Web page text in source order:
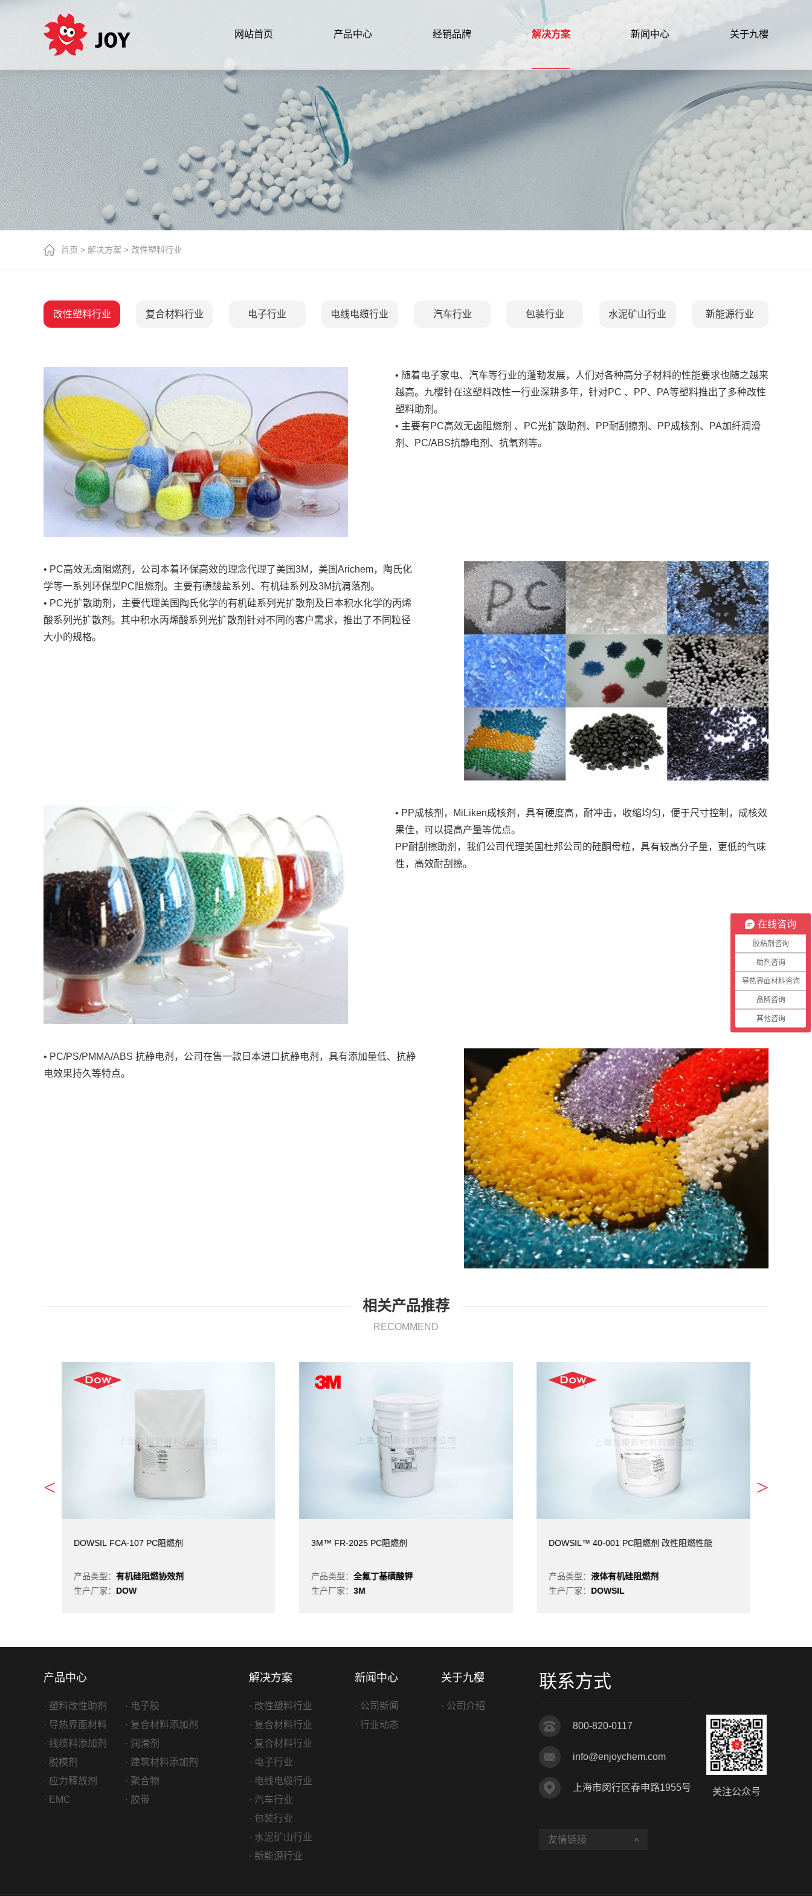
网站首页 产品中心 经销品牌 解决方案 新闻中心 关于九樱
首页 > 解决方案 > 改性塑料行业
改性塑料行业 复合材料行业 电子行业 电线电缆行业 汽车行业 包装行业 水泥矿山行业 新能源行业
• 随着电子家电、汽车等行业的蓬勃发展，人们对各种高分子材料的性能要求也随之越来
越高。九樱针在这塑料改性一行业深耕多年，针对PC 、PP、PA等塑料推出了多种改性
塑料助剂。
• 主要有PC高效无卤阻燃剂 、PC光扩散助剂、PP耐刮擦剂、PP成核剂、PA加纤润滑
剂、PC/ABS抗静电剂、抗氧剂等。
• PC高效无卤阻燃剂，公司本着环保高效的理念代理了美国3M，美国Arichem，陶氏化
学等一系列环保型PC阻燃剂。主要有磺酸盐系列、有机硅系列及3M抗滴落剂。
• PC光扩散助剂，主要代理美国陶氏化学的有机硅系列光扩散剂及日本积水化学的丙烯
酸系列光扩散剂。其中积水丙烯酸系列光扩散剂针对不同的客户需求，推出了不同粒径
大小的规格。
• PP成核剂，MiLiken成核剂，具有硬度高，耐冲击，收缩均匀，便于尺寸控制，成核效
果佳，可以提高产量等优点。
PP耐刮擦助剂，我们公司代理美国杜邦公司的硅酮母粒，具有较高分子量，更低的气味
性，高效耐刮擦。
• PC/PS/PMMA/ABS 抗静电剂，公司在售一款日本进口抗静电剂，具有添加量低、抗静
电效果持久等特点。
相关产品推荐
RECOMMEND
DOWSIL FCA-107 PC阻燃剂
产品类型： 有机硅阻燃协效剂
生产厂家： DOW
3M™ FR-2025 PC阻燃剂
产品类型：全氟丁基磺酸钾
生产厂家：3M
​DOWSIL™ 40-001 PC阻燃剂 改性阻燃性能
产品类型：液体有机硅阻燃剂
生产厂家： DOWSIL
< >
产品中心
· 塑料改性助剂
· 电子胶
· 导热界面材料
· 复合材料添加剂
· 线缆料添加剂
· 润滑剂
· 脱模剂
· 建筑材料添加剂
· 应力释放剂
· 聚合物
· EMC
· 胶带
解决方案
· 改性塑料行业
· 复合材料行业
· 复合材料行业
· 电子行业
· 电线电缆行业
· 汽车行业
· 包装行业
· 水泥矿山行业
· 新能源行业
新闻中心
· 公司新闻
· 行业动态
关于九樱
· 公司介绍
联系方式
800-820-0117
info@enjoychem.com
上海市闵行区春申路1955号 关注公众号
友情链接
在线咨询
胶粘剂咨询
助剂咨询
导热界面材料咨询
品牌咨询
其他咨询